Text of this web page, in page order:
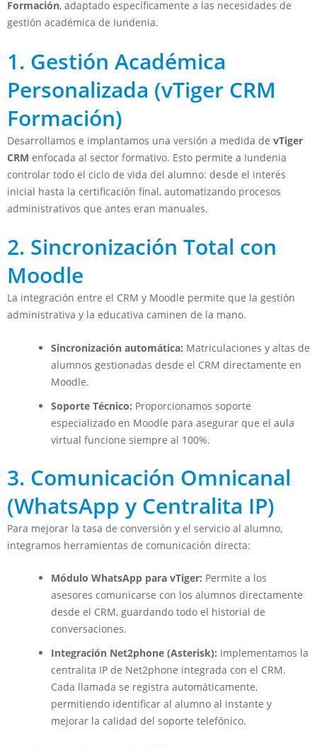
Formación, adaptado específicamente a las necesidades de
gestión académica de Iundenia.
1. Gestión Académica
Personalizada (vTiger CRM
Formación)
Desarrollamos e implantamos una versión a medida de vTiger
CRM enfocada al sector formativo. Esto permite a Iundenia
controlar todo el ciclo de vida del alumno: desde el interés
inicial hasta la certificación final, automatizando procesos
administrativos que antes eran manuales.
2. Sincronización Total con
Moodle
La integración entre el CRM y Moodle permite que la gestión
administrativa y la educativa caminen de la mano.
Sincronización automática: Matriculaciones y altas de
alumnos gestionadas desde el CRM directamente en
Moodle.
Soporte Técnico: Proporcionamos soporte
especializado en Moodle para asegurar que el aula
virtual funcione siempre al 100%.
3. Comunicación Omnicanal
(WhatsApp y Centralita IP)
Para mejorar la tasa de conversión y el servicio al alumno,
integramos herramientas de comunicación directa:
Módulo WhatsApp para vTiger: Permite a los
asesores comunicarse con los alumnos directamente
desde el CRM, guardando todo el historial de
conversaciones.
Integración Net2phone (Asterisk): Implementamos la
centralita IP de Net2phone integrada con el CRM.
Cada llamada se registra automáticamente,
permitiendo identificar al alumno al instante y
mejorar la calidad del soporte telefónico.